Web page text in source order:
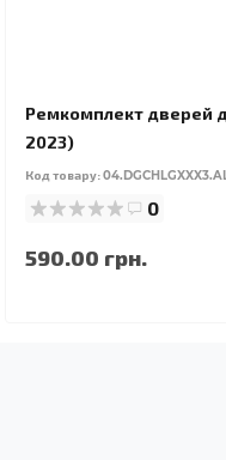
Ремкомплект дверей
2023)
Код товару:
0
590.00 грн.